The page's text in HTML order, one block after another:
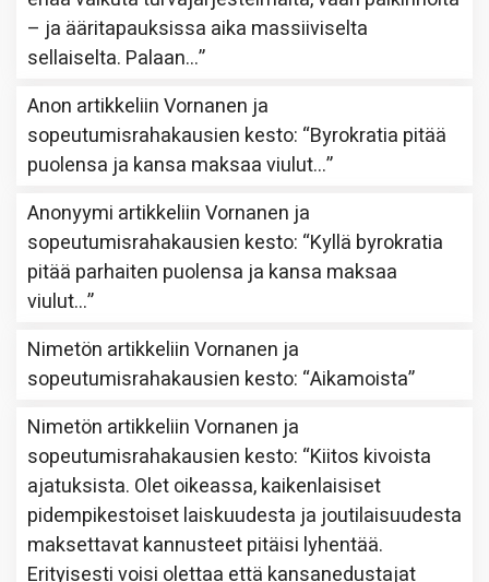
– ja ääritapauksissa aika massiiviselta
sellaiselta. Palaan…”
Anon artikkeliinVornanen ja
sopeutumisrahakausien kesto: “Byrokratia pitää
puolensa ja kansa maksaa viulut…”
Anonyymi artikkeliinVornanen ja
sopeutumisrahakausien kesto: “Kyllä byrokratia
pitää parhaiten puolensa ja kansa maksaa
viulut…”
Nimetön artikkeliinVornanen ja
sopeutumisrahakausien kesto: “Aikamoista”
Nimetön artikkeliinVornanen ja
sopeutumisrahakausien kesto: “Kiitos kivoista
ajatuksista. Olet oikeassa, kaikenlaisiset
pidempikestoiset laiskuudesta ja joutilaisuudesta
maksettavat kannusteet pitäisi lyhentää.
Erityisesti voisi olettaa että kansanedustajat